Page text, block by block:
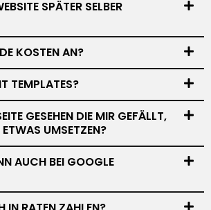
SPÄTER SELBER
KOSTEN AN?
TEMPLATES?
GESEHEN DIE MIR GEFÄLLT,
UMSETZEN?
AUCH BEI GOOGLE